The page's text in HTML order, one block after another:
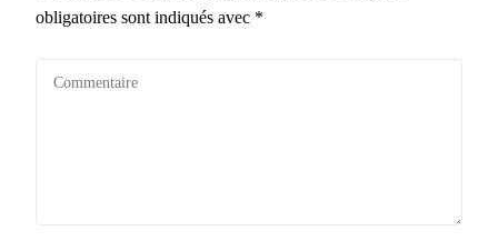
obligatoires sont indiqués avec *